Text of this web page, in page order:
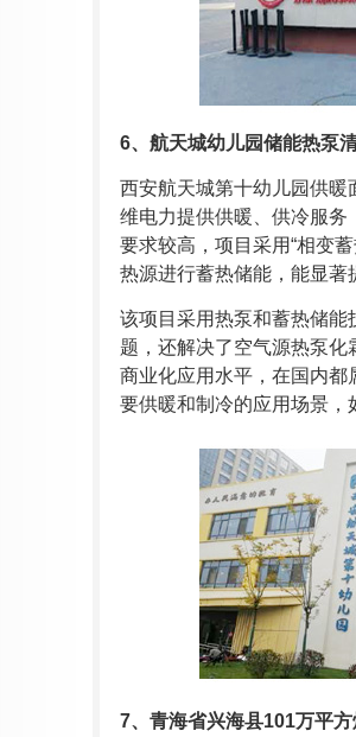
6、航天城幼儿园储能热泵
西安航天城第十幼儿园供
维电力提供供暖、供冷服
要求较高，项目采用“相变
热源进行蓄热储能，能显
该项目采用热泵和蓄热储
题，还解决了空气源热泵
商业化应用水平，在国内
要供暖和制冷的应用场景
7、青海省兴海县101万平